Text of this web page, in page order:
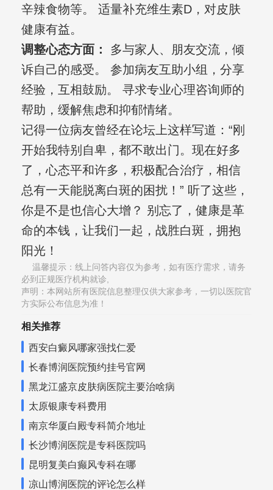
辛辣食物等。 适量补充维生素D，对皮肤
健康有益。
调整心态方面：
多与家人、朋友交流，倾
诉自己的感受。 参加病友互助小组，分享
经验，互相鼓励。 寻求专业心理咨询师的
帮助，缓解焦虑和抑郁情绪。
记得一位病友曾经在论坛上这样写道：“刚
开始我特别自卑，都不敢出门。现在好多
了，心态平和许多，积极配合治疗，相信
总有一天能脱离白斑的困扰！” 听了这些，
你是不是也信心大增？ 别忘了，健康是革
命的本钱，让我们一起，战胜白斑，拥抱
阳光！
温馨提示：线上问答内容仅为参考，如有医疗需求，请务
必到正规医疗机构就诊,
声明：本网站所有医院信息整理仅供大家参考，一切以医院官
方实际公布信息为准！
相关推荐
西安白癜风哪家强找仁爱
长春博润医院预约挂号官网
黑龙江盛京皮肤病医院主要治啥病
太原银康专科费用
南京华厦白殿专科简介地址
长沙博润医院是专科医院吗
昆明复美白癫风专科在哪
凉山博润医院的评论怎么样